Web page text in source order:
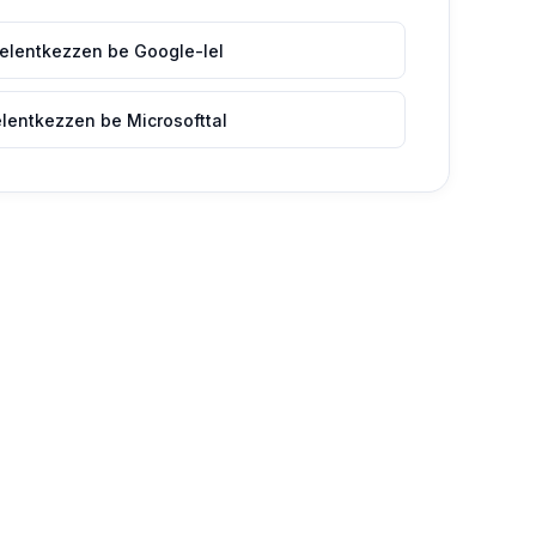
be Google-lel
be Microsofttal